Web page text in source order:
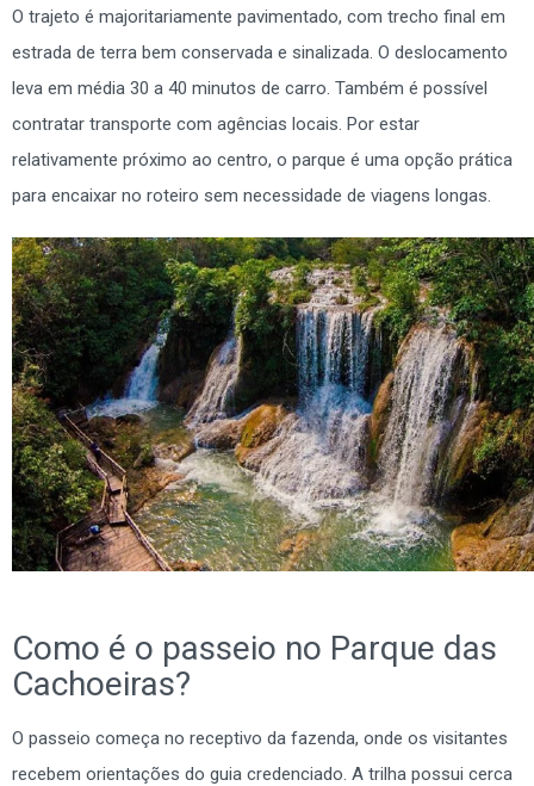
O trajeto é majoritariamente pavimentado, com trecho final em
estrada de terra bem conservada e sinalizada. O deslocamento
leva em média 30 a 40 minutos de carro. Também é possível
contratar transporte com agências locais. Por estar
relativamente próximo ao centro, o parque é uma opção prática
para encaixar no roteiro sem necessidade de viagens longas.
Como é o passeio no Parque das
Cachoeiras?
O passeio começa no receptivo da fazenda, onde os visitantes
recebem orientações do guia credenciado. A trilha possui cerca